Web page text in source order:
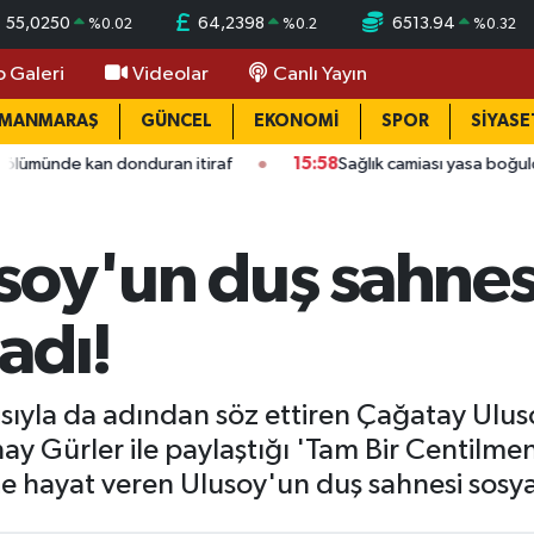
55,0250 %0.02 64,2398 %0.2 6513.94 %0.32
Galeri Videolar Canlı Yayın
GÜNCEL EKONOMİ SPOR
itiraf 15:58Sağlık camiası yasa boğuldu:
duş
da adından söz ettiren Çağatay
Gürler ile paylaştığı 'Tam Bir
veren Ulusoy'un duş sahnesi